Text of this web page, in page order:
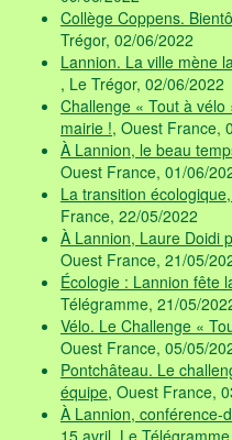
Collège Coppens.
Trégor, 02/06/2022
Lannion. La ville mène
, Le Trégor, 02/06/2022
Challenge « Tout à
mairie !, Ouest France,
À Lannion, le beau
Ouest France, 01/06/
La transition
France, 22/05/2022
À Lannion, Laure Doidi
Ouest France, 21/05/
Écologie : Lannion fête
Télégramme, 21/05/
Vélo. Le Challenge «
Ouest France, 05/05/
Pontchâteau. Le
équipe, Ouest France,
À Lannion, conférence-
15 avril, Le